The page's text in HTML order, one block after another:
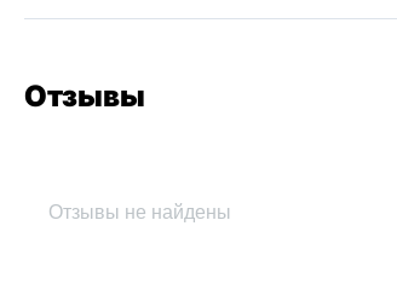
Отзывы
Отзывы не найдены